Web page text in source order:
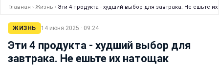
Главная › Жизнь › Эти 4 продукта - худший выбор для завтрака. Не ешьте
ЖИЗНЬ 14 июня 2025 · 09:24
Эти 4 продукта - худший выбор для
завтрака. Не ешьте их натощак